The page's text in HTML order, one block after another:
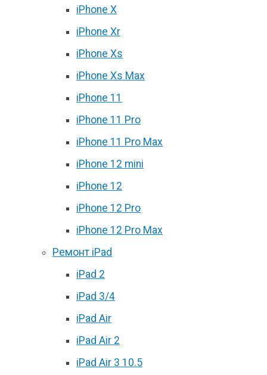
iPhone X
iPhone Xr
iPhone Xs
iPhone Xs Max
iPhone 11
iPhone 11 Pro
iPhone 11 Pro Max
iPhone 12 mini
iPhone 12
iPhone 12 Pro
iPhone 12 Pro Max
Ремонт iPad
iPad 2
iPad 3/4
iPad Air
iPad Air 2
iPad Air 3 10.5